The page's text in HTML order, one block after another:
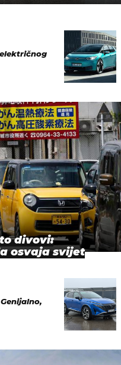
divovi:
osvaja svijet